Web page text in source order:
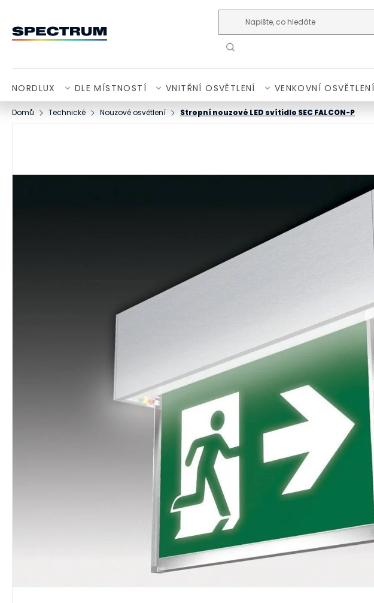
NORDLUX DLE MÍSTNOSTÍ VNITŘNÍ OSVĚTLENÍ VENKOVNÍ OSVĚTLENÍ
Domů Technické Nouzové osvětlení Stropní nouzové LED svítidlo SEC FALCON-P